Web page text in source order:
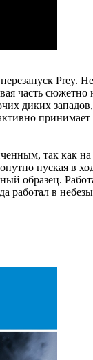
Prey.
часть сюжетно
диких
так как
пуская в
образец.
работал в